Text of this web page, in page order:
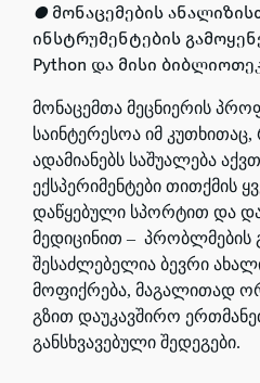
● მონაცემების
ინსტრუმენტების
Python და მისი
მონაცემთა მეცნიერის
საინტერესოა იმ
ადამიანებს საშუალება აქვთ
ექსპერიმენტები თითქმის
დაწყებული სპორტით და
მედიცინით – პრობლმების
შესაძლებელია ბევრი
მოფიქრება, მაგალითად
გზით დაუკავშირო
განსხვავებული შედეგები.